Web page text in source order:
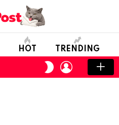
HOT TRENDING
SWITCH
SKIN
LOGIN